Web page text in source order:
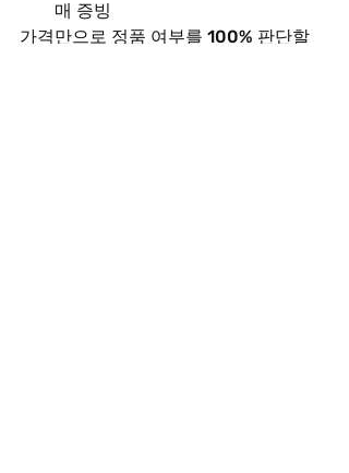
매 증빙
가격만으로 정품 여부를 100% 판단할